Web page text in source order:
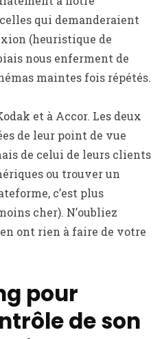
qui demanderaient
(heuristique de
nous enferment de
maintes fois répétés.
et à Accor. Les deux
de leur point de vue
de celui de leurs clients
ou trouver un
c’est plus
cher). N’oubliez
ont rien à faire de votre
pour
de son